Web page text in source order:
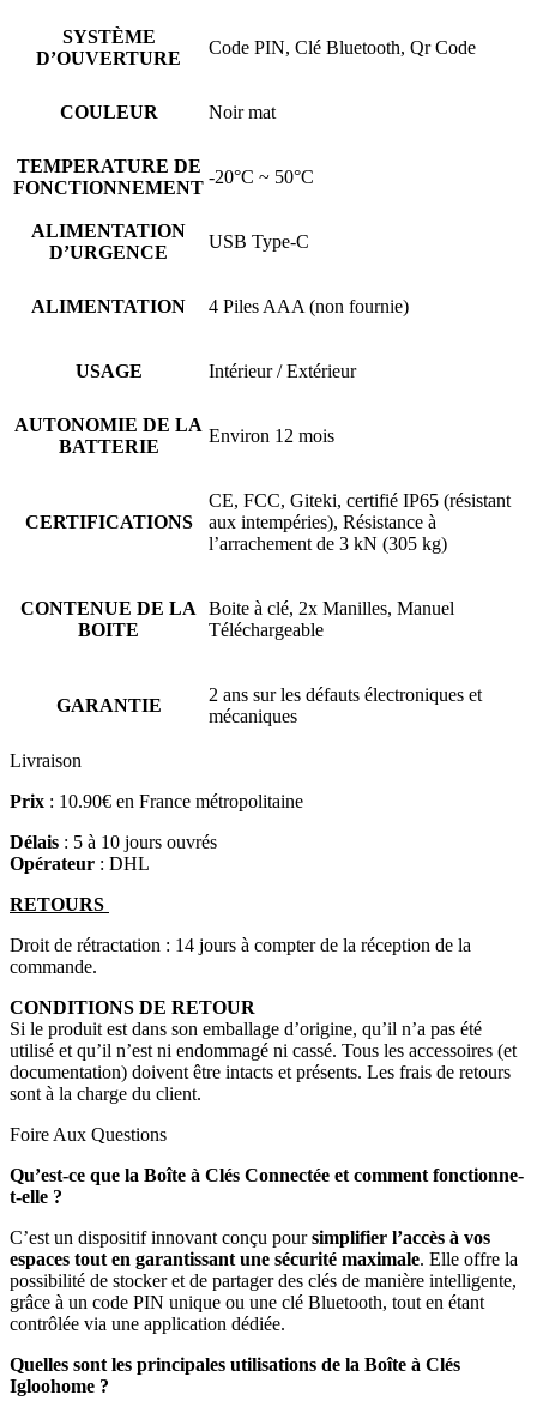
SYSTÈME
D’OUVERTURE
Code PIN, Clé Bluetooth, Qr Code
COULEUR Noir mat
TEMPERATURE DE
FONCTIONNEMENT
-20°C ~ 50°C
ALIMENTATION
D’URGENCE
USB Type-C
ALIMENTATION 4 Piles AAA (non fournie)
USAGE Intérieur / Extérieur
AUTONOMIE DE LA
BATTERIE
Environ 12 mois
CERTIFICATIONS
CE, FCC, Giteki, certifié IP65 (résistant
aux intempéries), Résistance à
l’arrachement de 3 kN (305 kg)
CONTENUE DE LA
BOITE
Boite à clé, 2x Manilles, Manuel
Téléchargeable
GARANTIE
2 ans sur les défauts électroniques et
mécaniques
Livraison
Prix : 10.90€ en France métropolitaine
Délais : 5 à 10 jours ouvrés
Opérateur : DHL
RETOURS
Droit de rétractation : 14 jours à compter de la réception de la
commande.
CONDITIONS DE RETOUR
Si le produit est dans son emballage d’origine, qu’il n’a pas été
utilisé et qu’il n’est ni endommagé ni cassé. Tous les accessoires (et
documentation) doivent être intacts et présents. Les frais de retours
sont à la charge du client.
Foire Aux Questions
Qu’est-ce que la Boîte à Clés Connectée et comment fonctionne-
t-elle ?
C’est un dispositif innovant conçu poursimplifier l’accès à vos
espaces tout en garantissant une sécurité maximale. Elle offre la
possibilité de stocker et de partager des clés de manière intelligente,
grâce à un code PIN unique ou une clé Bluetooth, tout en étant
contrôlée via une application dédiée.
Quelles sont les principales utilisations de la Boîte à Clés
Igloohome ?